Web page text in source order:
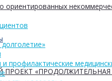
ориентированных
и профилактические